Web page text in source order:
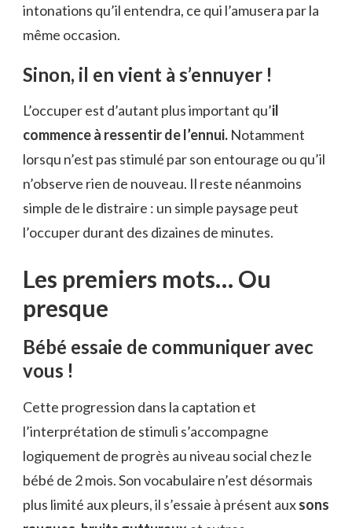
intonations qu’il entendra, ce qui l’amusera par la
même occasion.
Sinon, il en vient à s’ennuyer !
L’occuper est d’autant plus important qu’il
commence à ressentir de l’ennui. Notamment
lorsqu n’est pas stimulé par son entourage ou qu’il
n’observe rien de nouveau. Il reste néanmoins
simple de le distraire : un simple paysage peut
l’occuper durant des dizaines de minutes.
Les premiers mots… Ou
presque
Bébé essaie de communiquer avec
vous !
Cette progression dans la captation et
l’interprétation de stimuli s’accompagne
logiquement de progrès au niveau social chez le
bébé de 2 mois. Son vocabulaire n’est désormais
plus limité aux pleurs, il s’essaie à présent auxsons